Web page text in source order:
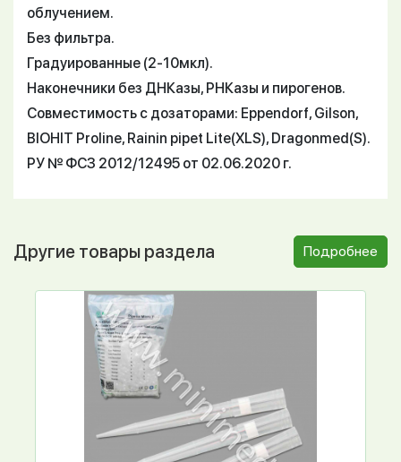
облучением.
Без фильтра.
Градуированные (2-10мкл).
Наконечники без ДНКазы, РНКазы и пирогенов.
Совместимость с дозаторами: Eppendorf, Gilson,
BIOHIT Proline, Rainin pipet Lite(XLS), Dragonmed(S).
РУ № ФСЗ 2012/12495 от 02.06.2020 г.
Другие товары раздела Подробнее